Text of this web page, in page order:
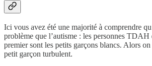
Ici vous avez été une majorité à comprendre
problème que l’autisme : les personnes TDAH
premier sont les petits garçons blancs. Alors
petit garçon turbulent.